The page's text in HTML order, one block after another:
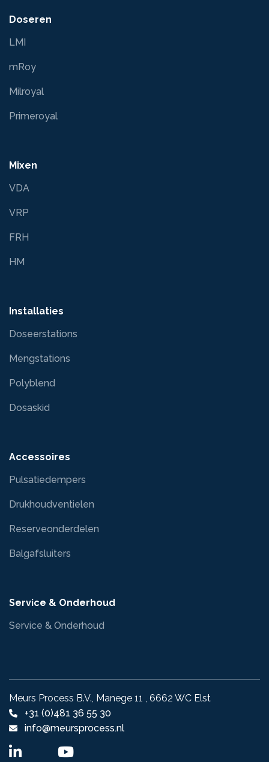
Doseren
LMI
mRoy
Milroyal
Primeroyal
Mixen
VDA
VRP
FRH
HM
Installaties
Doseerstations
Mengstations
Polyblend
Dosaskid
Accessoires
Pulsatiedempers
Drukhoudventielen
Reserveonderdelen
Balgafsluiters
Service & Onderhoud
Service & Onderhoud
Meurs Process B.V., Manege 11 , 6662 WC Elst
+31 (0)481 36 55 30
info@meursprocess.nl